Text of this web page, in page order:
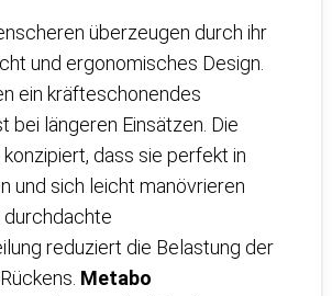
überzeugen durch ihr
und ergonomisches Design.
ein kräfteschonendes
bei längeren Einsätzen. Die
dass sie perfekt in
und sich leicht manövrieren
durchdachte
reduziert die Belastung der
Metabo